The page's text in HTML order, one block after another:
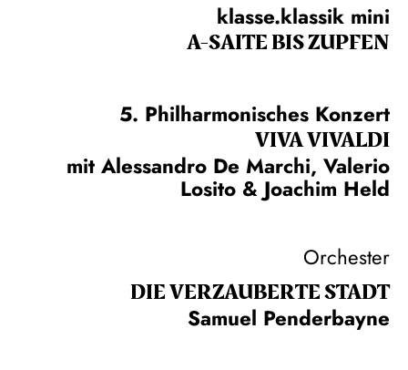
klasse.klassik mini
A-SAITE BIS ZUPFEN
5. Philharmonisches Konzert
VIVA VIVALDI
mit Alessandro De Marchi, Valerio
Losito & Joachim Held
Orchester
DIE VERZAUBERTE STADT
Samuel Penderbayne